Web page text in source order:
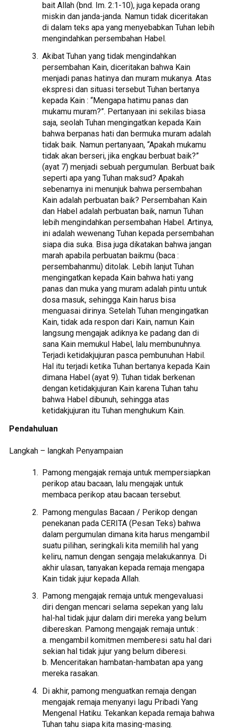
bait Allah (bnd. Im. 2:1-10), juga kepada orang
miskin dan janda-janda. Namun tidak diceritakan
di dalam teks apa yang menyebabkan Tuhan lebih
mengindahkan persembahan Habel.
Akibat Tuhan yang tidak mengindahkan
persembahan Kain, diceritakan bahwa Kain
menjadi panas hatinya dan muram mukanya. Atas
ekspresi dan situasi tersebut Tuhan bertanya
kepada Kain : “Mengapa hatimu panas dan
mukamu muram?”. Pertanyaan ini sekilas biasa
saja, seolah Tuhan mengingatkan kepada Kain
bahwa berpanas hati dan bermuka muram adalah
tidak baik. Namun pertanyaan, “Apakah mukamu
tidak akan berseri, jika engkau berbuat baik?”
(ayat 7) menjadi sebuah pergumulan. Berbuat baik
seperti apa yang Tuhan maksud? Apakah
sebenarnya ini menunjuk bahwa persembahan
Kain adalah perbuatan baik? Persembahan Kain
dan Habel adalah perbuatan baik, namun Tuhan
lebih mengindahkan persembahan Habel. Artinya,
ini adalah wewenang Tuhan kepada persembahan
siapa dia suka. Bisa juga dikatakan bahwa jangan
marah apabila perbuatan baikmu (baca :
persembahanmu) ditolak. Lebih lanjut Tuhan
mengingatkan kepada Kain bahwa hati yang
panas dan muka yang muram adalah pintu untuk
dosa masuk, sehingga Kain harus bisa
menguasai dirinya. Setelah Tuhan mengingatkan
Kain, tidak ada respon dari Kain, namun Kain
langsung mengajak adiknya ke padang dan di
sana Kain memukul Habel, lalu membunuhnya.
Terjadi ketidakjujuran pasca pembunuhan Habil.
Hal itu terjadi ketika Tuhan bertanya kepada Kain
dimana Habel (ayat 9). Tuhan tidak berkenan
dengan ketidakjujuran Kain karena Tuhan tahu
bahwa Habel dibunuh, sehingga atas
ketidakjujuran itu Tuhan menghukum Kain.
Pendahuluan
Langkah – langkah Penyampaian
Pamong mengajak remaja untuk mempersiapkan
perikop atau bacaan, lalu mengajak untuk
membaca perikop atau bacaan tersebut.
Pamong mengulas Bacaan / Perikop dengan
penekanan pada CERITA (Pesan Teks) bahwa
dalam pergumulan dimana kita harus mengambil
suatu pilihan, seringkali kita memilih hal yang
keliru, namun dengan sengaja melakukannya. Di
akhir ulasan, tanyakan kepada remaja mengapa
Kain tidak jujur kepada Allah.
Pamong mengajak remaja untuk mengevaluasi
diri dengan mencari selama sepekan yang lalu
hal-hal tidak jujur dalam diri mereka yang belum
dibereskan. Pamong mengajak remaja untuk :
a. mengambil komitmen memberesi satu hal dari
sekian hal tidak jujur yang belum diberesi.
b. Menceritakan hambatan-hambatan apa yang
mereka rasakan.
Di akhir, pamong menguatkan remaja dengan
mengajak remaja menyanyi lagu Pribadi Yang
Mengenal Hatiku. Tekankan kepada remaja bahwa
Tuhan tahu siapa kita masing-masing.